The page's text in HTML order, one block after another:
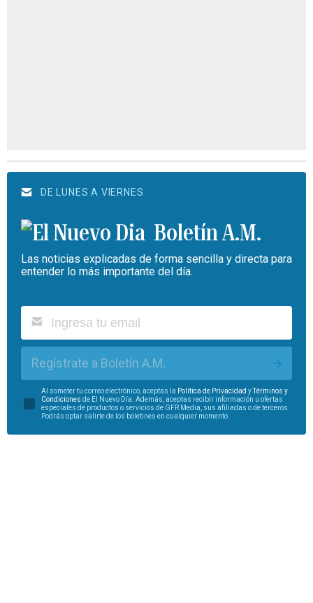
DE LUNES A VIERNES
Boletín A.M.
Las noticias explicadas de forma sencilla y directa para
entender lo más importante del día.
Regístrate a Boletín A.M.
Al someter tu correo electrónico, aceptas la Política de Privacidad y
Términos y
Condiciones de El Nuevo Día. Además, aceptas recibir información u ofertas
especiales de productos o servicios de GFR Media, sus afiliadas o de terceros.
Podrás optar salirte de los boletines en cualquier momento.